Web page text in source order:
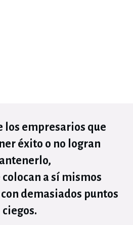
los empresarios que
éxito o no logran
colocan a sí mismos
demasiados puntos
ciegos.